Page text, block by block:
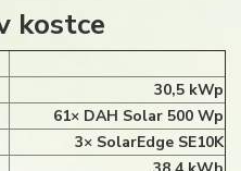
kostce
30,5 kWp
61× DAH Solar 500 Wp
3× SolarEdge SE10K